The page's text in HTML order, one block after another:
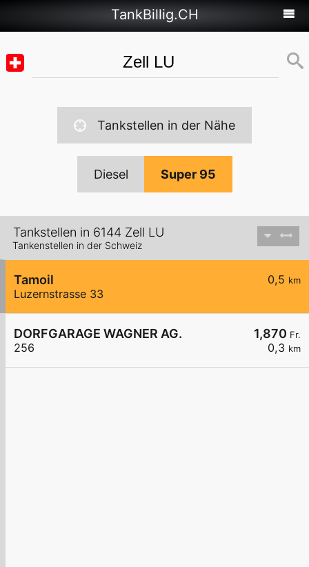
TankBillig.CH
Tankstellen in der Nähe
Diesel Super 95
Tankstellen in 6144 Zell LU
Tankenstellen in der Schweiz
0,5 km
Tamoil
Luzernstrasse 33
1,870 Fr.
0,3 km
DORFGARAGE WAGNER AG.
256